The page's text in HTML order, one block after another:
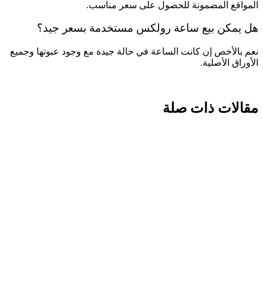
المواقع المضمونة للحصول على سعر مناسب.
هل يمكن بيع ساعة رولكس مستخدمة بسعر جيد؟
نعم بالأخص إن كانت الساعة في حالة جيدة مع وجود عبوتها وجميع
الأوراق الأصلية.
مقالات ذات صلة